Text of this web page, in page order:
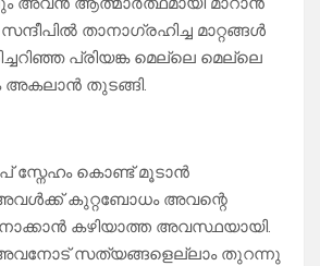
താനാഗ്രഹിച്ച മാറ്റങ്ങൾ
പ്രിയങ്ക മെല്ലെ മെല്ലെ
അകലാൻ തുടങ്ങി.
സ്നേഹം കൊണ്ട് മൂടാൻ
കുറ്റബോധം അവന്റെ
കഴിയാത്ത അവസ്ഥയായി.
സത്യങ്ങളെല്ലാം തുറന്നു